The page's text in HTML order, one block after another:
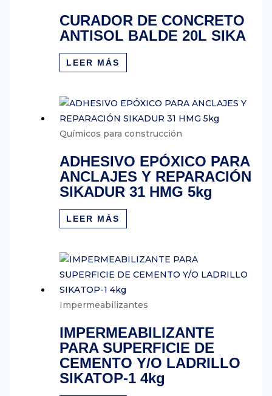
CURADOR DE CONCRETO
ANTISOL BALDE 20L SIKA
LEER MÁS
Químicos para construcción
ADHESIVO EPÓXICO PARA
ANCLAJES Y REPARACIÓN
SIKADUR 31 HMG 5kg
LEER MÁS
Impermeabilizantes
IMPERMEABILIZANTE
PARA SUPERFICIE DE
CEMENTO Y/O LADRILLO
SIKATOP-1 4kg